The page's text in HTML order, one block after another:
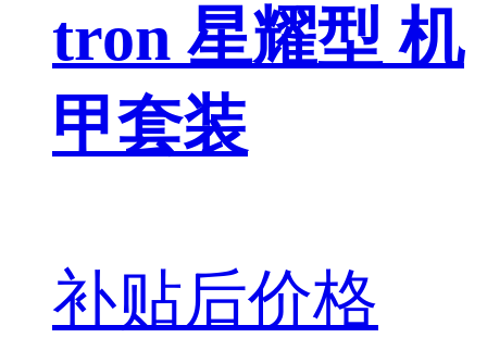
tron 星耀型 机
甲套装
补贴后价格